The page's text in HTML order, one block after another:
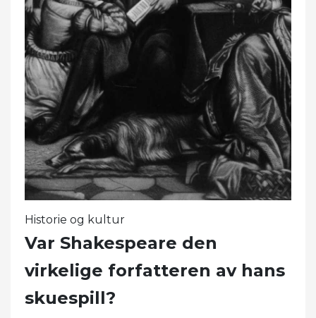
Historie og kultur
Var Shakespeare den
virkelige forfatteren av hans
skuespill?